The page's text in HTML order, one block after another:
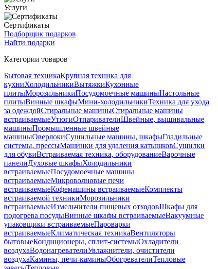
Услуги
Сертификаты
Подборщик подарков
Найти подарки
Категории товаров
Бытовая техникаКрупная техника для
кухниХолодильникиВытяжкиКухонные
плитыМорозильникиПосудомоечные машиныНастольные
плитыВинные шкафыМини-холодильникиТехника для ухода
за одеждойСтиральные машиныСтиральные машины
встраиваемыеУтюгиОтпаривателиШвейные, вышивальные
машиныПромышленные швейные
машиныОверлокиСушильные машины, шкафыГладильные
системы, прессыМашинки для удаления катышковСушилки
для обувиВстраиваемая техника, оборудованиеВарочные
панелиДуховые шкафыХолодильники
встраиваемыеПосудомоечные машины
встраиваемыеМикроволновые печи
встраиваемыеКофемашины встраиваемыеКомплекты
встраиваемой техникиМорозильники
встраиваемыеИзмельчители пищевых отходовШкафы для
подогрева посудыВинные шкафы встраиваемыеВакуумные
упаковщики встраиваемыеПароварки
встраиваемыеКлиматическая техникаВентиляторы
бытовыеКондиционеры, сплит-системыОхладители
воздухаВодонагревателиУвлажнители, очистители
воздухаКамины, печи-каминыОбогревателиТепловые